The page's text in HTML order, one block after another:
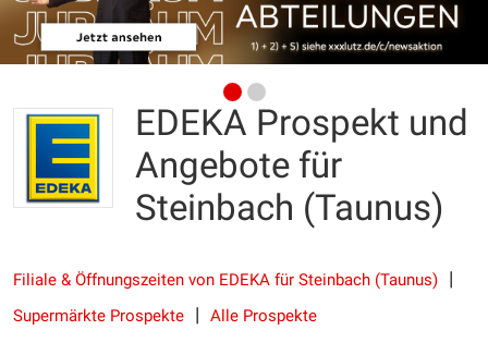
EDEKA Prospekt und
Angebote für
Steinbach (Taunus)
Filiale & Öffnungszeiten von EDEKA für Steinbach (Taunus)
Supermärkte Prospekte
Alle Prospekte